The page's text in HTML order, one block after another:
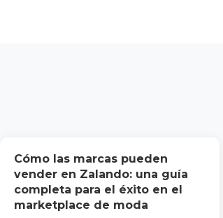
Cómo las marcas pueden
vender en Zalando: una guía
completa para el éxito en el
marketplace de moda